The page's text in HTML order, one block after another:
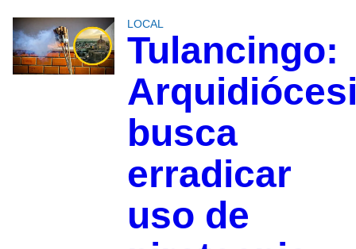
LOCAL
Tulancingo:
busca
erradicar
uso de